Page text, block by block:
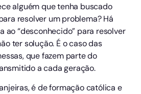
alguém que tenha buscado
resolver um problema? Há
ao “desconhecido” para resolver
ter solução. É o caso das
que fazem parte do
a cada geração.
é de formação católica e